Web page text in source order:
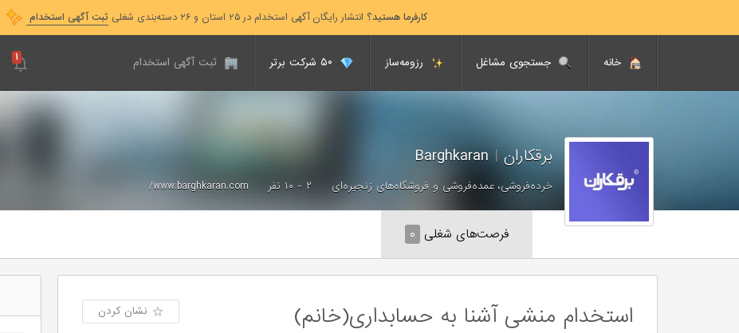
کارفرما هستید؟ انتشار رایگان آگهی استخدام در ۲۵ استان و ۲۶ دسته‌بندی شغلی ثبت آگهی استخدام
خانه جستجوی مشاغل رزومه‌ساز ثبت آگهی استخدام ۱
برقکاران|
Barghkaran
خرده‌فروشی، عمده‌فروشی و فروشگاه‌های زنجیره‌ای ۲ - ۱۰ نفر www.barghkaran.com/
فرصت‌های شغلی ۰
استخدام منشی آشنا به حسابداری(خانم) نشان کردن